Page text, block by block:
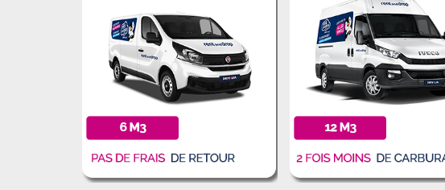
Top expérience avec rent and drop.
ParRaphael
Le Dimanche 09 Février 2025 à
23h48
Top expérience avec rent and drop. Facile et
efficace. Un peu galère la récupération du véhicule
chez le partenaire mais le suivi des véhicules est